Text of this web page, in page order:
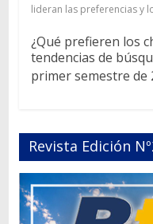
lideran las preferencias y
¿Qué prefieren los
tendencias de
primer semestre de
Revista Edición